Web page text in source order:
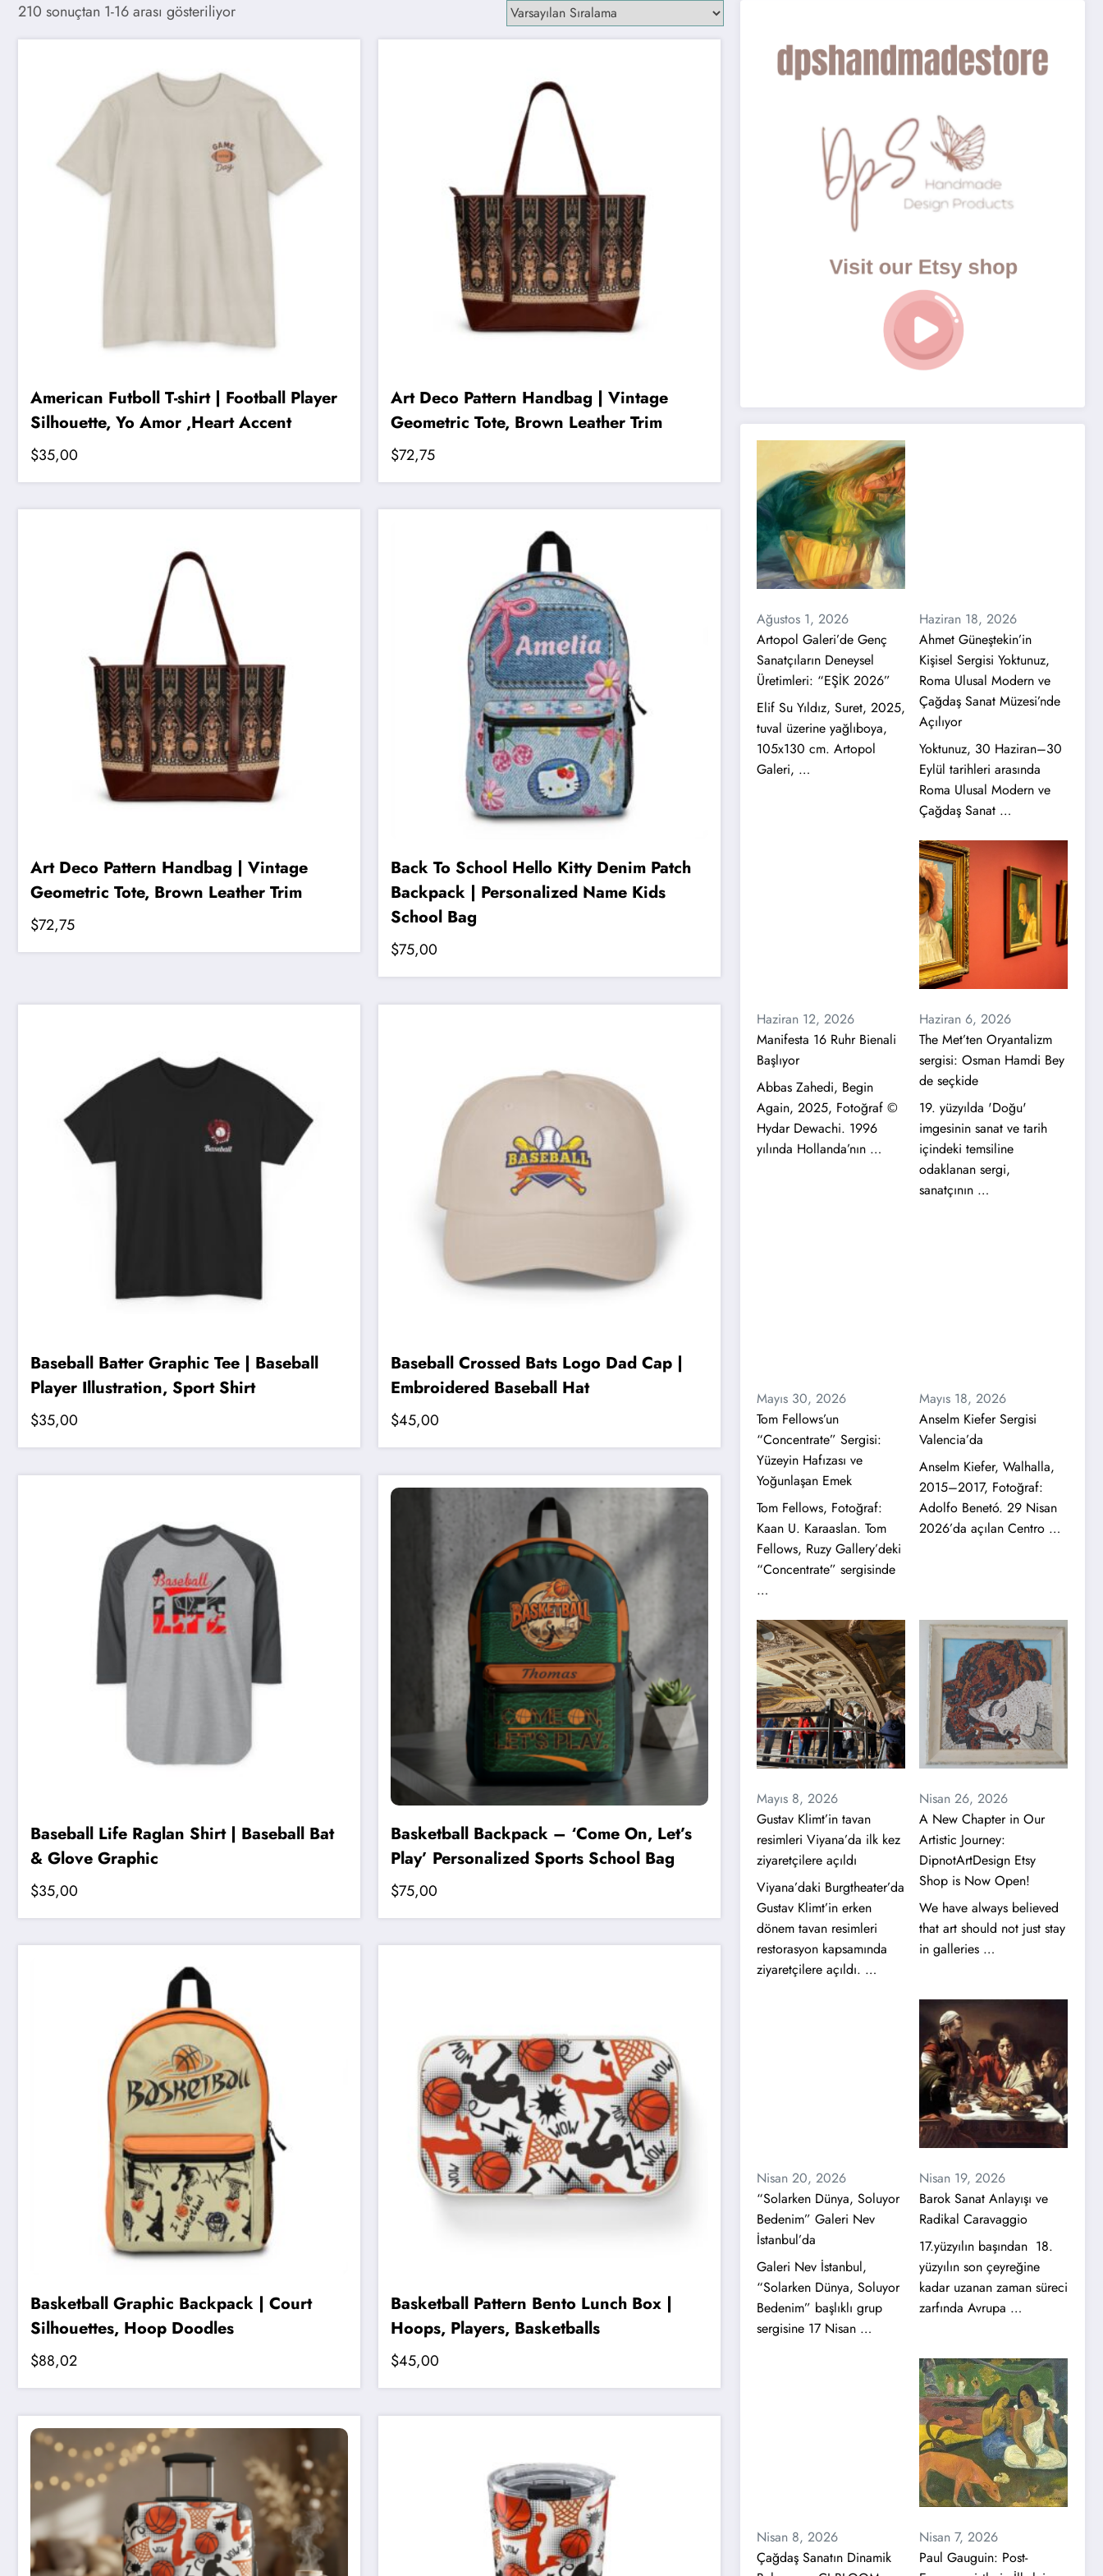
210 sonuçtan 1-16 arası gösteriliyor
American Futboll T-shirt | Football Player
Silhouette, Yo Amor ,Heart Accent
$35,00
Art Deco Pattern Handbag | Vintage
Geometric Tote, Brown Leather Trim
$72,75
Bu
Art Deco Pattern Handbag | Vintage
Geometric Tote, Brown Leather Trim
$72,75
Bu
sayfasından
seçilebilir
Back To School Hello Kitty Denim Patch
Backpack | Personalized Name Kids
School Bag
$75,00
Baseball Batter Graphic Tee | Baseball
Player Illustration, Sport Shirt
$35,00
Baseball Crossed Bats Logo Dad Cap |
Embroidered Baseball Hat
$45,00
Baseball Life Raglan Shirt | Baseball Bat
& Glove Graphic
$35,00
Basketball Backpack – ‘Come On, Let’s
Play’ Personalized Sports School Bag
$75,00
Basketball Graphic Backpack | Court
Silhouettes, Hoop Doodles
$88,02
Bu
birden
fazla
varyasyonu
var.
Seçenekler
ürün
sayfasından
Basketball Pattern Bento Lunch Box |
Hoops, Players, Basketballs
$45,00
Ağustos 1, 2026
Artopol Galeri’de Genç
Sanatçıların Deneysel
Üretimleri: “EŞİK 2026”
Elif Su Yıldız, Suret, 2025,
tuval üzerine yağlıboya,
105x130 cm. Artopol
Galeri, …
Haziran 18, 2026
Ahmet Güneştekin’in
Kişisel Sergisi Yoktunuz,
Roma Ulusal Modern ve
Çağdaş Sanat Müzesi’nde
Açılıyor
Yoktunuz, 30 Haziran–30
Eylül tarihleri arasında
Roma Ulusal Modern ve
Çağdaş Sanat …
Haziran 12, 2026
Manifesta 16 Ruhr Bienali
Başlıyor
Abbas Zahedi, Begin
Again, 2025, Fotoğraf ©
Hydar Dewachi. 1996
yılında Hollanda’nın …
Haziran 6, 2026
The Met’ten Oryantalizm
sergisi: Osman Hamdi Bey
de seçkide
19. yüzyılda 'Doğu'
imgesinin sanat ve tarih
içindeki temsiline
odaklanan sergi,
sanatçının …
Mayıs 30, 2026
Tom Fellows’un
“Concentrate” Sergisi:
Yüzeyin Hafızası ve
Yoğunlaşan Emek
Tom Fellows, Fotoğraf:
Kaan U. Karaaslan. Tom
Fellows, Ruzy Gallery’deki
“Concentrate” sergisinde
…
Mayıs 18, 2026
Anselm Kiefer Sergisi
Valencia’da
Anselm Kiefer, Walhalla,
2015–2017, Fotoğraf:
Adolfo Benetó. 29 Nisan
2026’da açılan Centro …
Mayıs 8, 2026
Gustav Klimt’in tavan
resimleri Viyana’da ilk kez
ziyaretçilere açıldı
Viyana’daki Burgtheater’da
Gustav Klimt’in erken
dönem tavan resimleri
restorasyon kapsamında
ziyaretçilere açıldı. …
Nisan 26, 2026
A New Chapter in Our
Artistic Journey:
DipnotArtDesign Etsy
Shop is Now Open!
We have always believed
that art should not just stay
in galleries …
Nisan 20, 2026
“Solarken Dünya, Soluyor
Bedenim” Galeri Nev
İstanbul’da
Galeri Nev İstanbul,
“Solarken Dünya, Soluyor
Bedenim” başlıklı grup
sergisine 17 Nisan …
Nisan 19, 2026
Barok Sanat Anlayışı ve
Radikal Caravaggio
17.yüzyılın başından 18.
yüzyılın son çeyreğine
kadar uzanan zaman süreci
zarfında Avrupa …
Nisan 8, 2026
Çağdaş Sanatın Dinamik
Nisan 7, 2026
Paul Gauguin: Post-